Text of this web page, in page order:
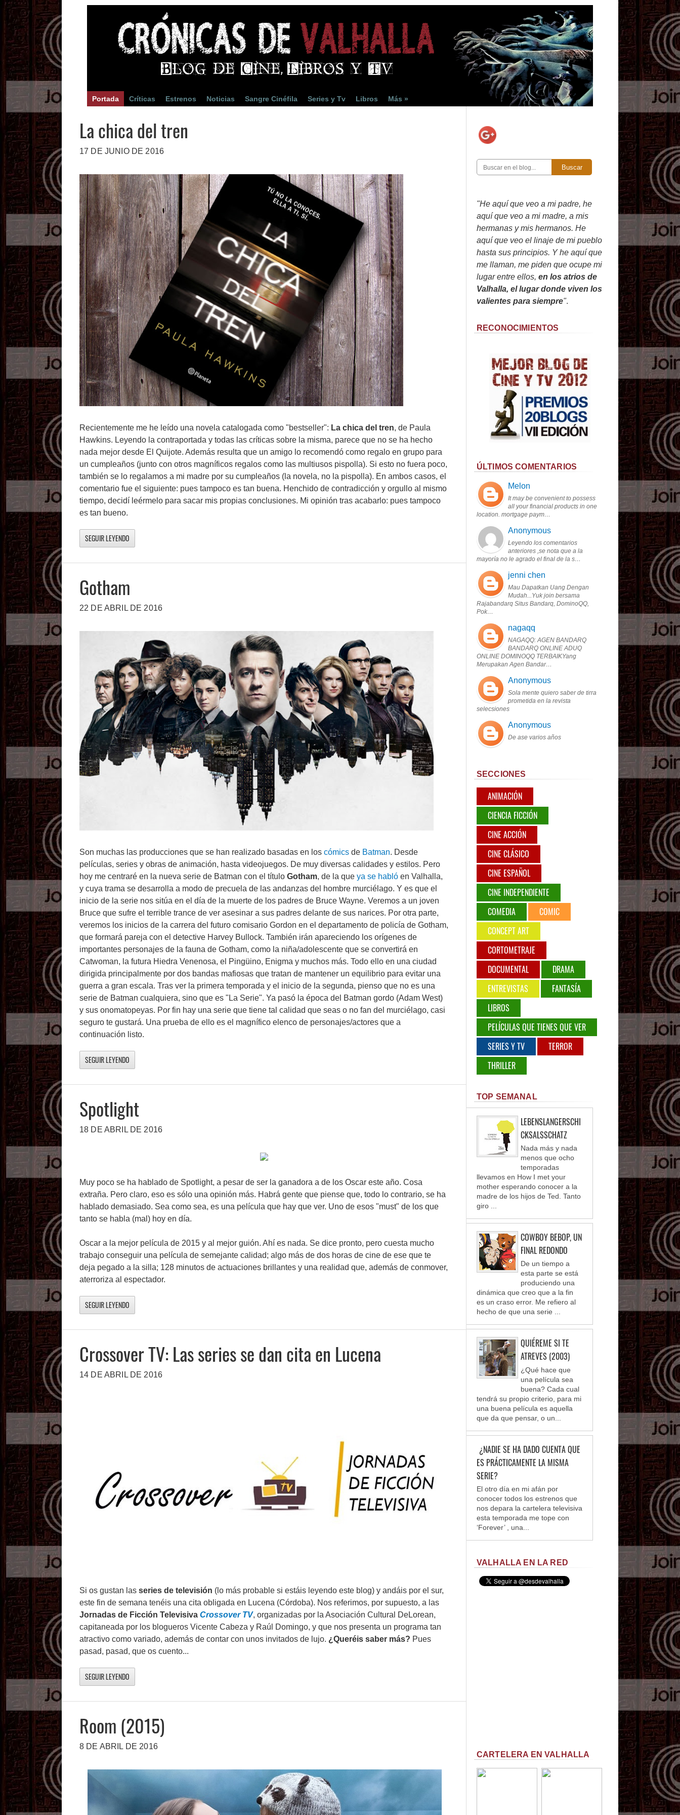
Portada Críticas Estrenos Noticias Sangre Cinéfila Series y Tv Libros Más »
La chica del tren
17 DE JUNIO DE 2016
Recientemente me he leído una novela catalogada como "bestseller": La chica del tren, de Paula
Hawkins. Leyendo la contraportada y todas las críticas sobre la misma, parece que no se ha hecho
nada mejor desde El Quijote. Además resulta que un amigo lo recomendó como regalo en grupo para
un cumpleaños (junto con otros magníficos regalos como las multiusos pispolla). Si esto no fuera poco,
también se lo regalamos a mi madre por su cumpleaños (la novela, no la pispolla). En ambos casos, el
comentario fue el siguiente: pues tampoco es tan buena. Henchido de contradicción y orgullo al mismo
tiempo, decidí leérmelo para sacar mis propias conclusiones. Mi opinión tras acabarlo: pues tampoco
es tan bueno.
SEGUIR LEYENDO
Gotham
22 DE ABRIL DE 2016
Son muchas las producciones que se han realizado basadas en los cómics de Batman. Desde
películas, series y obras de animación, hasta videojuegos. De muy diversas calidades y estilos. Pero
hoy me centraré en la nueva serie de Batman con el título Gotham, de la que ya se habló en Valhalla,
y cuya trama se desarrolla a modo de precuela de las andanzas del hombre murciélago. Y es que el
inicio de la serie nos sitúa en el día de la muerte de los padres de Bruce Wayne. Veremos a un joven
Bruce que sufre el terrible trance de ver asesinar a sus padres delante de sus narices. Por otra parte,
veremos los inicios de la carrera del futuro comisario Gordon en el departamento de policía de Gotham,
que formará pareja con el detective Harvey Bullock. También irán apareciendo los orígenes de
importantes personajes de la fauna de Gotham, como la niña/adolescente que se convertirá en
Catwoman, la futura Hiedra Venenosa, el Pingüino, Enigma y muchos más. Todo ello en una ciudad
dirigida principalmente por dos bandas mafiosas que tratan de mantener un equilibrio para evitar una
guerra a gran escala. Tras ver la primera temporada y el inicio de la segunda, pienso que no es una
serie de Batman cualquiera, sino que es "La Serie". Ya pasó la época del Batman gordo (Adam West)
y sus onomatopeyas. Por fin hay una serie que tiene tal calidad que seas o no fan del murciélago, casi
seguro te gustará. Una prueba de ello es el magnífico elenco de personajes/actores que a
continuación listo.
SEGUIR LEYENDO
Spotlight
18 DE ABRIL DE 2016
Muy poco se ha hablado de Spotlight, a pesar de ser la ganadora a de los Oscar este año. Cosa
extraña. Pero claro, eso es sólo una opinión más. Habrá gente que piense que, todo lo contrario, se ha
hablado demasiado. Sea como sea, es una película que hay que ver. Uno de esos "must" de los que
tanto se habla (mal) hoy en día.
Oscar a la mejor película de 2015 y al mejor guión. Ahí es nada. Se dice pronto, pero cuesta mucho
trabajo conseguir una película de semejante calidad; algo más de dos horas de cine de ese que te
deja pegado a la silla; 128 minutos de actuaciones brillantes y una realidad que, además de conmover,
aterroriza al espectador.
SEGUIR LEYENDO
Crossover TV: Las series se dan cita en Lucena
14 DE ABRIL DE 2016
Si os gustan las series de televisión (lo más probable si estáis leyendo este blog) y andáis por el sur,
este fin de semana tenéis una cita obligada en Lucena (Córdoba). Nos referimos, por supuesto, a las
Jornadas de Ficción Televisiva Crossover TV, organizadas por la Asociación Cultural DeLorean,
capitaneada por los blogueros Vicente Cabeza y Raúl Domingo, y que nos presenta un programa tan
atractivo como variado, además de contar con unos invitados de lujo. ¿Queréis saber más? Pues
pasad, pasad, que os cuento...
SEGUIR LEYENDO
Room (2015)
8 DE ABRIL DE 2016
Buscar
"He aquí que veo a mi padre, he
aquí que veo a mi madre, a mis
hermanas y mis hermanos. He
aquí que veo el linaje de mi pueblo
hasta sus principios. Y he aquí que
me llaman, me piden que ocupe mi
lugar entre ellos, en los atrios de
Valhalla, el lugar donde viven los
valientes para siempre".
RECONOCIMIENTOS
ÚLTIMOS COMENTARIOS
Melon
It may be convenient to possess
all your financial products in one
location. mortgage paym…
Anonymous
Leyendo los comentarios
anteriores ,se nota que a la
mayoría no le agrado el final de la s…
jenni chen
Mau Dapatkan Uang Dengan
Mudah...Yuk join bersama
Rajabandarq Situs Bandarq, DominoQQ,
Pok…
nagaqq
NAGAQQ: AGEN BANDARQ
BANDARQ ONLINE ADUQ
ONLINE DOMINOQQ TERBAIKYang
Merupakan Agen Bandar…
Anonymous
Sola mente quiero saber de tirra
prometida en la revista
selecsiones
Anonymous
De ase varios años
SECCIONES
ANIMACIÓN
CIENCIA FICCIÓN
CINE ACCIÓN
CINE CLÁSICO
CINE ESPAÑOL
CINE INDEPENDIENTE
COMEDIA
COMIC
CONCEPT ART
CORTOMETRAJE
DOCUMENTAL
DRAMA
ENTREVISTAS
FANTASÍA
LIBROS
PELÍCULAS QUE TIENES QUE VER
SERIES Y TV
TERROR
THRILLER
TOP SEMANAL
LEBENSLANGERSCHI
CKSALSSCHATZ
Nada más y nada
menos que ocho
temporadas
llevamos en How I met your
mother esperando conocer a la
madre de los hijos de Ted. Tanto
giro ...
COWBOY BEBOP, UN
FINAL REDONDO
De un tiempo a
esta parte se está
produciendo una
dinámica que creo que a la fin
es un craso error. Me refiero al
hecho de que una serie ...
QUIÉREME SI TE
ATREVES (2003)
¿Qué hace que
una película sea
buena? Cada cual
tendrá su propio criterio, para mi
una buena película es aquella
que da que pensar, o un...
¿NADIE SE HA DADO CUENTA QUE
ES PRÁCTICAMENTE LA MISMA
SERIE?
El otro día en mi afán por
conocer todos los estrenos que
nos depara la cartelera televisiva
esta temporada me tope con
‘Forever’ , una...
VALHALLA EN LA RED
CARTELERA EN VALHALLA